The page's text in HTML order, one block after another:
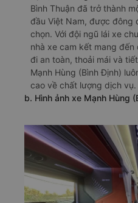
Bình Thuận đã trở thành
đầu Việt Nam, được đông
chọn. Với đội ngũ lái xe
nhà xe cam kết mang
đi an toàn, thoải mái và
Mạnh Hùng (Bình Định)
cao về chất lượng dịch vụ.
b. Hình ảnh xe Mạnh Hùng